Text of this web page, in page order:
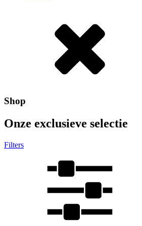
Shop
Onze exclusieve selectie
Filters